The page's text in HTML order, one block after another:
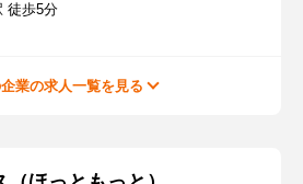
徒歩5分
業の求人一覧を見る